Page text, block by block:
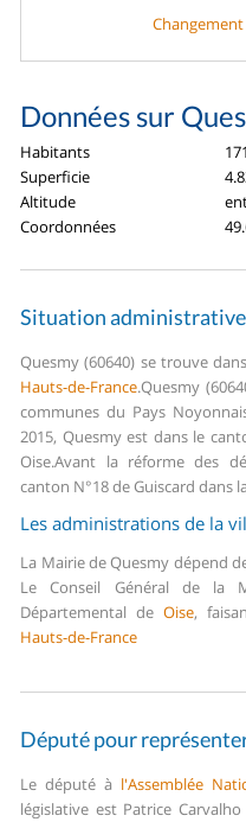
Données sur
Habitants
171
Superficie
Altitude
Coordonnées
Situation administrative
Quesmy (60640) se trouve
Hauts-de-France.Quesmy
communes du Pays
2015, Quesmy est dans le
Oise.Avant la réforme des
canton N°18 de Guiscard dans
Les administrations de la
La Mairie de Quesmy dépend
Le Conseil Général de la
Départemental de Oise,
Hauts-de-France
Député pour
Le député à l'Assemblée
législative est Patrice